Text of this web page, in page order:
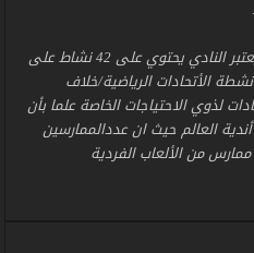
ويتميز النادي بحجم نشاط ضخم إذ يعتبر النادي يحتوي على 42 نشاط على
الأتحادات الرياضية/خلاف
لذوي الاحتياجات الخاصة علما بأن
العالم حيث ان عددالممارسين
حوالي 15000 الف ممارس من الألعاب الفردية